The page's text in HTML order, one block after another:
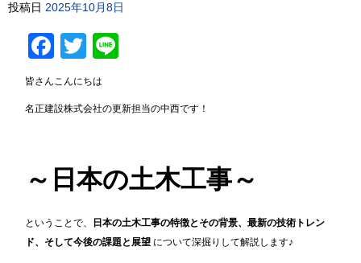
投稿日 2025年10月8日
Facebook
Twitter
皆さんこんにちは
名正建設株式会社の更新担当の中西です！
～日本の土木工事～
ということで、
日本の土木工事の特徴とその背景、最新の技術トレン
ド、そして今後の課題と展望 について深掘りして解説します♪